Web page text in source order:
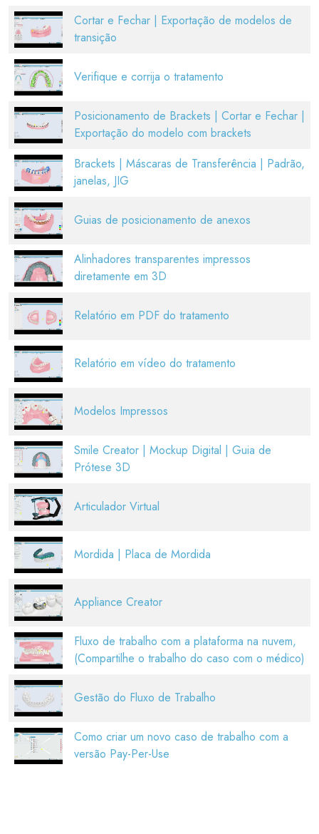
Cortar e Fechar | Exportação de modelos de
transição
Verifique e corrija o tratamento
Posicionamento de Brackets | Cortar e Fechar |
Exportação do modelo com brackets
Brackets | Máscaras de Transferência | Padrão,
janelas, JIG
Guias de posicionamento de anexos
Alinhadores transparentes impressos
diretamente em 3D
Relatório em PDF do tratamento
Relatório em vídeo do tratamento
Modelos Impressos
Smile Creator | Mockup Digital | Guia de
Prótese 3D
Articulador Virtual
Mordida | Placa de Mordida
Appliance Creator
Fluxo de trabalho com a plataforma na nuvem,
(Compartilhe o trabalho do caso com o médico)
Gestão do Fluxo de Trabalho
Como criar um novo caso de trabalho com a
versão Pay-Per-Use